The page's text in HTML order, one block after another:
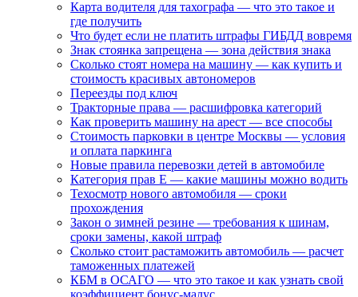
Карта водителя для тахографа — что это такое и
где получить
Что будет если не платить штрафы ГИБДД вовремя
Знак стоянка запрещена — зона действия знака
Сколько стоят номера на машину — как купить и
стоимость красивых автономеров
Переезды под ключ
Тракторные права — расшифровка категорий
Как проверить машину на арест — все способы
Стоимость парковки в центре Москвы — условия
и оплата паркинга
Новые правила перевозки детей в автомобиле
Категория прав Е — какие машины можно водить
Техосмотр нового автомобиля — сроки
прохождения
Закон о зимней резине — требования к шинам,
сроки замены, какой штраф
Сколько стоит растаможить автомобиль — расчет
таможенных платежей
КБМ в ОСАГО — что это такое и как узнать свой
коэффициент бонус-малус